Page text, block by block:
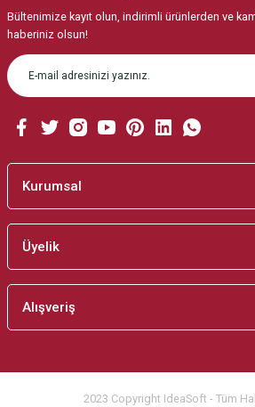
Ürün resmi kalitesiz, bozuk veya
Ürün açıklamasında eksik bilgiler
Ürün bilgilerinde hatalar bulunuyor.
Bu ürüne benzer farklı alternatifler olmalı.
Bültenimize kayıt olun, indirimli ürünlerden ve
haberiniz olsun!
Kurumsal
Üyelik
Alışveriş
2023 Copyright IdeaSoft - Tüm